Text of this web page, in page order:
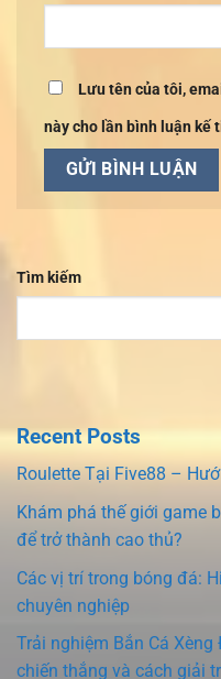
Lưu tên của tôi,
này cho lần bình luận kế
Tìm kiếm
Recent Posts
Roulette Tại Five88 –
Khám phá thế giới game
để trở thành cao thủ?
Các vị trí trong bóng đá:
chuyên nghiệp
Trải nghiệm Bắn Cá
chiến thắng và cách giải